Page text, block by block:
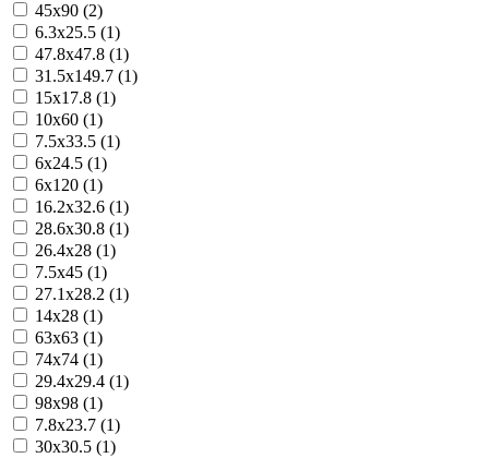
45x90 (2)
6.3x25.5 (1)
47.8x47.8 (1)
31.5x149.7 (1)
15x17.8 (1)
10x60 (1)
7.5x33.5 (1)
6x24.5 (1)
6x120 (1)
16.2x32.6 (1)
28.6x30.8 (1)
26.4x28 (1)
7.5x45 (1)
27.1x28.2 (1)
14x28 (1)
63x63 (1)
74x74 (1)
29.4x29.4 (1)
98x98 (1)
7.8x23.7 (1)
30x30.5 (1)